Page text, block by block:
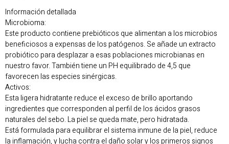
Información detallada
Microbioma:
Este producto contiene prebióticos que alimentan a los microbios
beneficiosos a expensas de los patógenos. Se añade un extracto
probiótico para desplazar a esas poblaciones microbianas en
nuestro favor. También tiene un PH equilibrado de 4,5 que
favorecen las especies sinérgicas.
Activos:
Esta ligera hidratante reduce el exceso de brillo aportando
ingredientes que corresponden al perfil de los ácidos grasos
naturales del sebo. La piel se queda mate, pero hidratada.
Está formulada para equilibrar el sistema inmune de la piel, reduce
la inflamación, y lucha contra el daño solar y los primeros signos